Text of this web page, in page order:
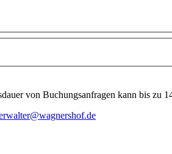
von Buchungsanfragen kann bis zu